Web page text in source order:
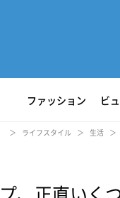
ファッション ビ
ライフスタイル 生活